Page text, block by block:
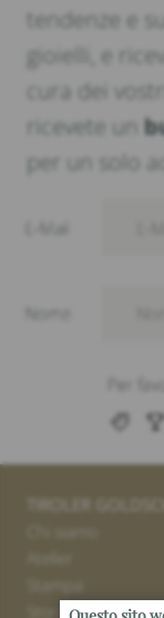
tendenze e
gioielli, e
cura dei
ricevete un
per un solo
TIROLER
Stores